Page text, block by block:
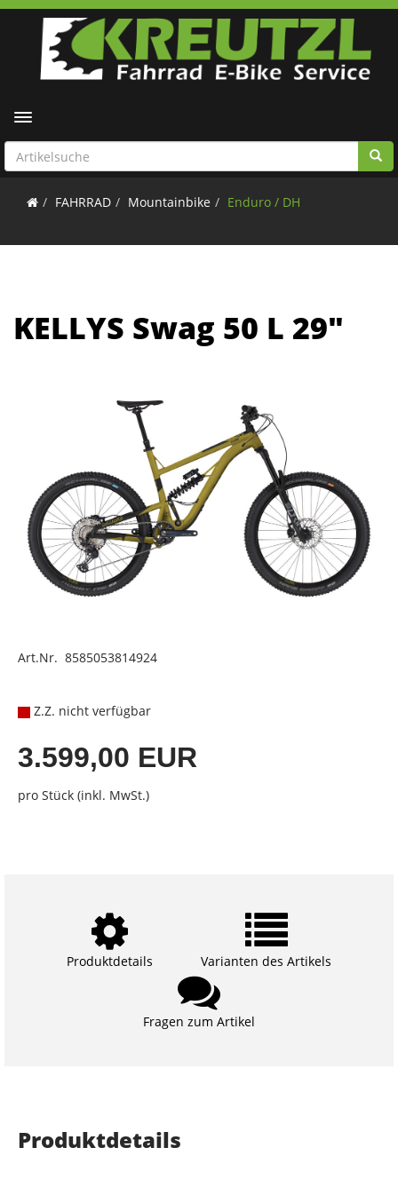
Toggle navigation
FAHRRAD Mountainbike Enduro / DH
KELLYS Swag 50 L 29"
Art.Nr. 8585053814924
Z.Z. nicht verfügbar
3.599,00 EUR
pro Stück (inkl. MwSt.)
Produktdetails Varianten des Artikels
Fragen zum Artikel
Produktdetails